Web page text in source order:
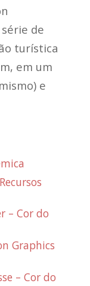
de
turística
em um
e
– Cor do
Graphics
– Cor do